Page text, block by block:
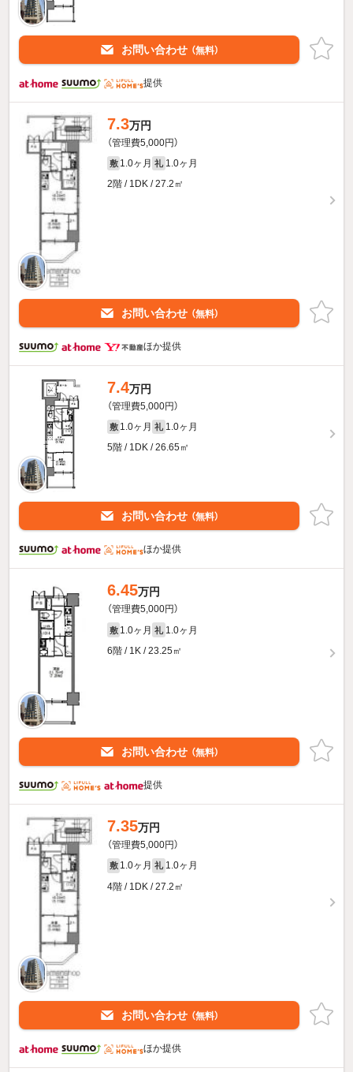
お問い合わせ （無料）
提供
7.3万円
（管理費5,000円）
敷 1.0ヶ月 礼 1.0ヶ月
2階 / 1DK / 27.2㎡
お問い合わせ （無料）
ほか提供
7.4万円
（管理費5,000円）
敷 1.0ヶ月 礼 1.0ヶ月
5階 / 1DK / 26.65㎡
お問い合わせ （無料）
ほか提供
6.45万円
（管理費5,000円）
敷 1.0ヶ月 礼 1.0ヶ月
6階 / 1K / 23.25㎡
お問い合わせ （無料）
提供
7.35万円
（管理費5,000円）
敷 1.0ヶ月 礼 1.0ヶ月
4階 / 1DK / 27.2㎡
お問い合わせ （無料）
ほか提供